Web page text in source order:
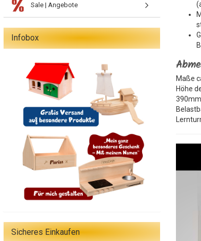
Maße
Höhe
Sale | Angebote
Infobox
Sicheres Einkaufen